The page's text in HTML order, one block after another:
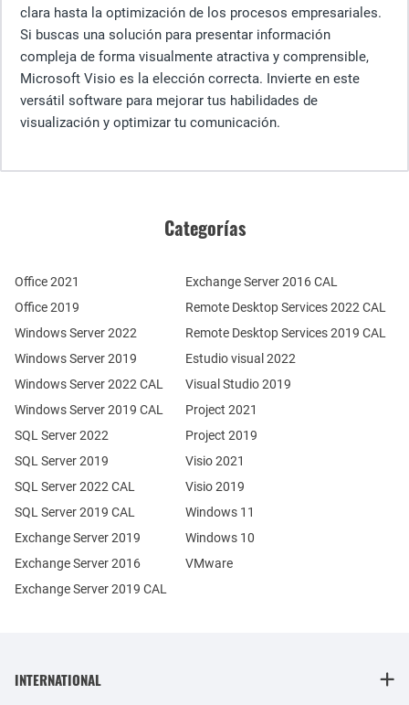
clara hasta la optimización de los procesos empresariales.
Si buscas una solución para presentar información
compleja de forma visualmente atractiva y comprensible,
Microsoft Visio es la elección correcta. Invierte en este
versátil software para mejorar tus habilidades de
visualización y optimizar tu comunicación.
Categorías
Office 2021
Office 2019
Windows Server 2022
Windows Server 2019
Exchange Server 2019
Exchange Server 2016
SQL Server 2022
SQL Server 2019
Windows Server 2022 CAL
Windows Server 2019 CAL
SQL Server 2022 CAL
SQL Server 2019 CAL
Remote Desktop Services 2022 CAL
Remote Desktop Services 2019 CAL
Exchange Server 2019 CAL
Exchange Server 2016 CAL
Estudio visual 2022
Visual Studio 2019
Project 2021
Project 2019
Visio 2021
Visio 2019
Windows 11
Windows 10
VMware
INTERNATIONAL